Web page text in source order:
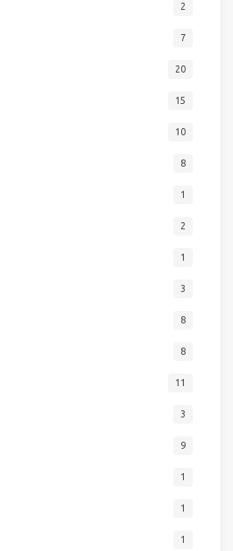
2
7
20
15
10
8
1
2
1
3
8
8
11
3
9
1
1
1